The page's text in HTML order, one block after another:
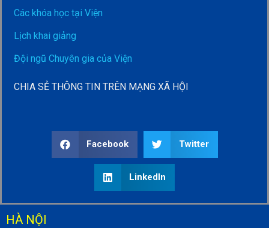
Các khóa học tại Viện
Lịch khai giảng
Đội ngũ Chuyên gia của Viện
CHIA SẺ THÔNG TIN TRÊN MẠNG XÃ HỘI
Facebook Twitter
LinkedIn
HÀ NỘI